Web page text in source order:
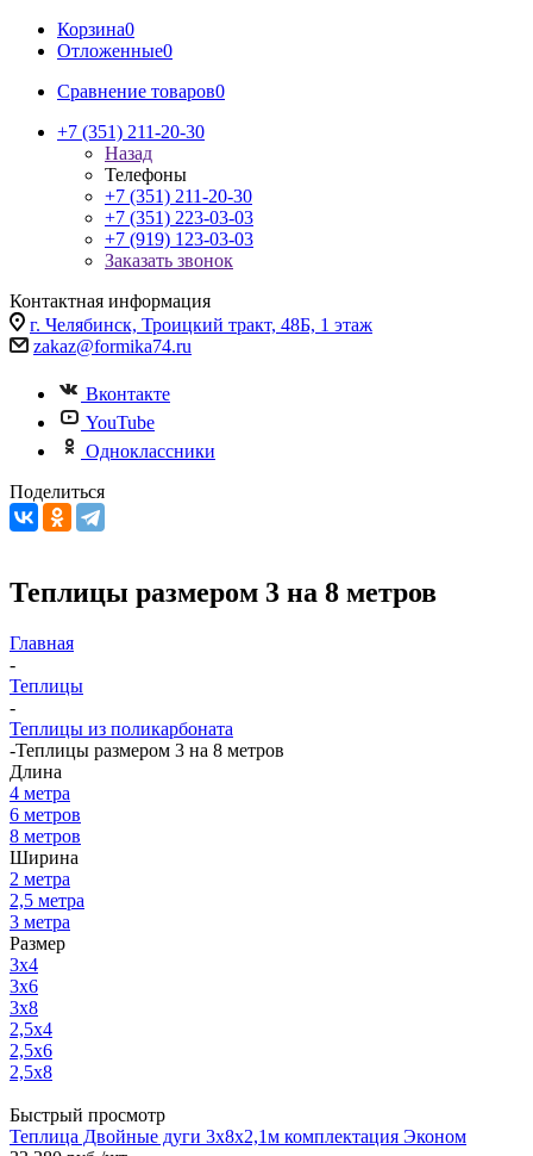
Корзина0
Отложенные0
Сравнение товаров0
+7 (351) 211-20-30
Назад
Телефоны
+7 (351) 211-20-30
+7 (351) 223-03-03
+7 (919) 123-03-03
Заказать звонок
Контактная информация
г. Челябинск, Троицкий тракт, 48Б, 1 этаж
zakaz@formika74.ru
Вконтакте
YouTube
Одноклассники
Поделиться
Теплицы размером 3 на 8 метров
Главная
-
Теплицы
-
Теплицы из поликарбоната
-Теплицы размером 3 на 8 метров
Длина
4 метра
6 метров
8 метров
Ширина
2 метра
2,5 метра
3 метра
Размер
3x4
3x6
3x8
2,5x4
2,5x6
2,5x8
Быстрый просмотр
Теплица Двойные дуги 3х8х2,1м комплектация Эконом